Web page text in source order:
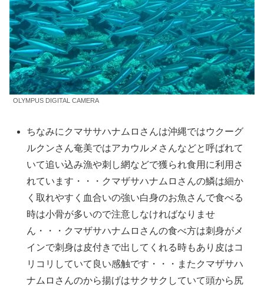
OLYMPUS DIGITAL CAMERA
ちなみにクマササハナムロさんは沖縄ではウクーグ
ルクンさん奄美ではアカウルメさんなどと呼ばれて
いて追い込み漁や刺し網などで獲られ食用に利用さ
れています・・・クマザサハナムロさんの鱗は細か
く取れやすく血合いの強い白身のお魚さんで食べる
時は小骨が多いので注意しなければなりませ
ん・・・クマザサハナムロさんの食べ方は刺身がメ
インで刺身は皮付きで出してくれる時もあり皮はコ
リコリしていて良い感触です・・・またクマザサハ
ナムロさんのから揚げはサクサクしていて頭から尻